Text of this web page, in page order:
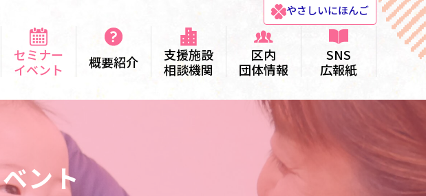
やさしいにほんご
セミナー
イベント
概要紹介
支援施設
相談機関
区内
団体情報
SNS
広報紙
ント